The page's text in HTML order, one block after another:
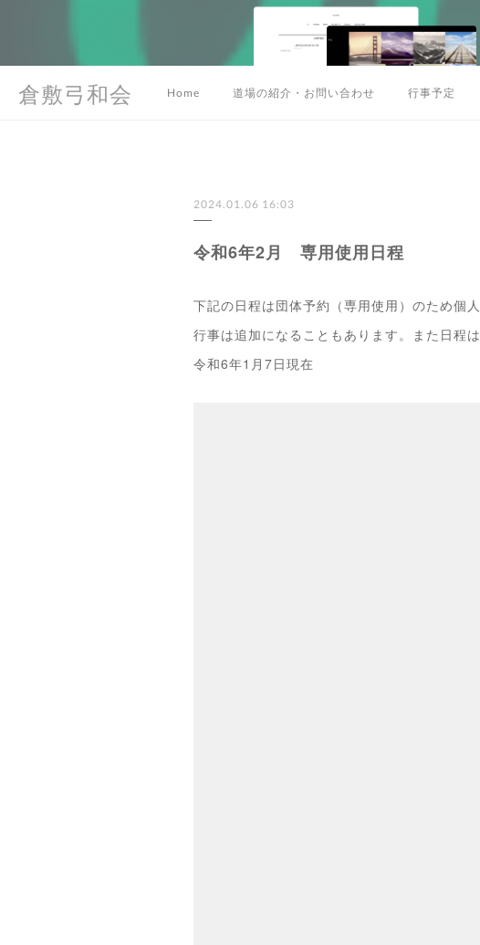
倉敷弓和会 Home 道場の紹介・お問い合わせ 行事予定
2024.01.06 16:03
令和6年2月 専用使用日程
下記の日程は団体予約（専用使用）のため個
行事は追加になることもあります。また日程
令和6年1月7日現在